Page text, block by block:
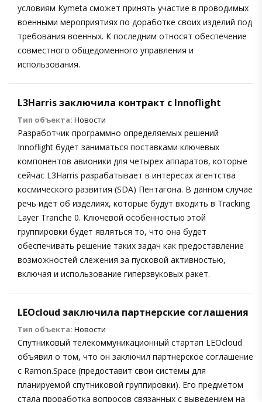
условиям Kymeta сможет принять участие в проводимых
военными мероприятиях по доработке своих изделий под
требования военных. К последним относят обеспечение
совместного общедоменного управления и
использования.
L3Harris заключила контракт с Innoflight
Тип объекта: Новости
Разработчик программно определяемых решений
Innoflight будет заниматься поставками ключевых
компонентов авионики для четырех аппаратов, которые
сейчас L3Harris разрабатывает в интересах агентства
космического развития (SDA) Пентагона. В данном случае
речь идет об изделиях, которые будут входить в Tracking
Layer Tranche 0. Ключевой особенностью этой
группировки будет являться то, что она будет
обеспечивать решение таких задач как предоставление
возможностей слежения за пусковой активностью,
включая и использование гиперзвуковых ракет.
LEOcloud заключила партнерские соглашения
Тип объекта: Новости
Спутниковый телекоммуникационный стартап LEOcloud
объявил о том, что он заключил партнерское соглашение
с Ramon.Space (предоставит свои системы для
планируемой спутниковой группировки). Его предметом
стала проработка вопросов связанных с выведением на